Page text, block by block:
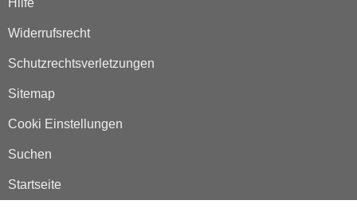
Widerrufsrecht
Schutzrechtsverletzungen
Sitemap
Cooki Einstellungen
Suchen
Startseite